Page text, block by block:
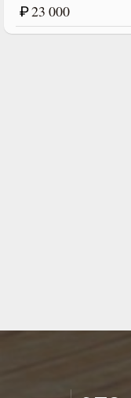
₽23 000